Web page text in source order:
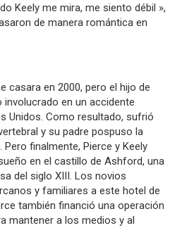
Keely me mira, me siento débil »,
de manera romántica en
casara en 2000, pero el hijo de
involucrado en un accidente
Unidos. Como resultado, sufrió
y su padre pospuso la
finalmente, Pierce y Keely
en el castillo de Ashford, una
del siglo XIII. Los novios
y familiares a este hotel de
también financió una operación
mantener a los medios y al